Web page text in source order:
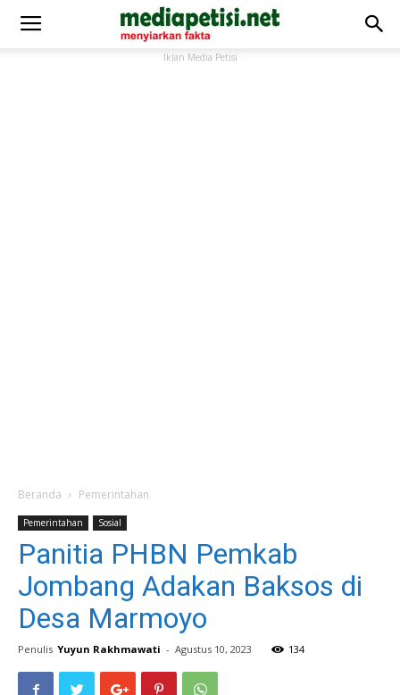
Iklan Media Petisi
Beranda Pemerintahan
Pemerintahan Sosial
Panitia PHBN Pemkab
Jombang Adakan Baksos di
Desa Marmoyo
Penulis Yuyun Rakhmawati - Agustus 10, 2023 134